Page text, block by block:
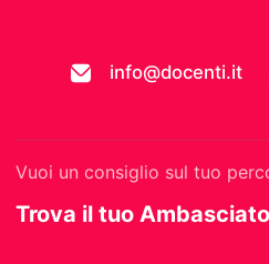
info@docenti.it
Vuoi un consiglio sul tuo
Trova il tuo